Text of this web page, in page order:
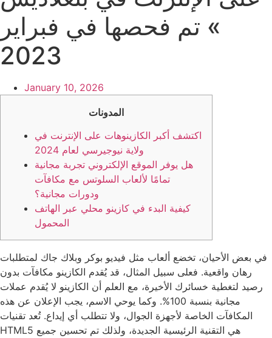
» تم فحصها في فبراير
2023
January 10, 2026
المدونات
اكتشف أكبر الكازينوهات على الإنترنت في
ولاية نيوجيرسي لعام 2024
هل يوفر الموقع الإلكتروني تجربة مجانية
تمامًا لألعاب السلوتس مع مكافآت
ودورات مجانية؟
كيفية البدء في كازينو محلي عبر الهاتف
المحمول
في بعض الأحيان، تخضع ألعاب مثل فيديو بوكر وبلاك جاك لمتطلبات
رهان واقعية. فعلى سبيل المثال، قد يُقدم الكازينو مكافآت بدون
رصيد لتغطية خسائرك الأخيرة، مع العلم أن الكازينو لا يُقدم عملات
مجانية بنسبة 100%. وكما يوحي الاسم، يجب الإعلان عن هذه
المكافآت الخاصة لأجهزة الجوال، ولا تتطلب أي إيداع. تُعد تقنيات
HTML5 هي التقنية الرئيسية الجديدة، ولذلك تم تحسين جميع